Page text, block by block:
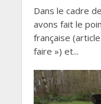
Dans le cadre
avons fait le
française
faire ») et...